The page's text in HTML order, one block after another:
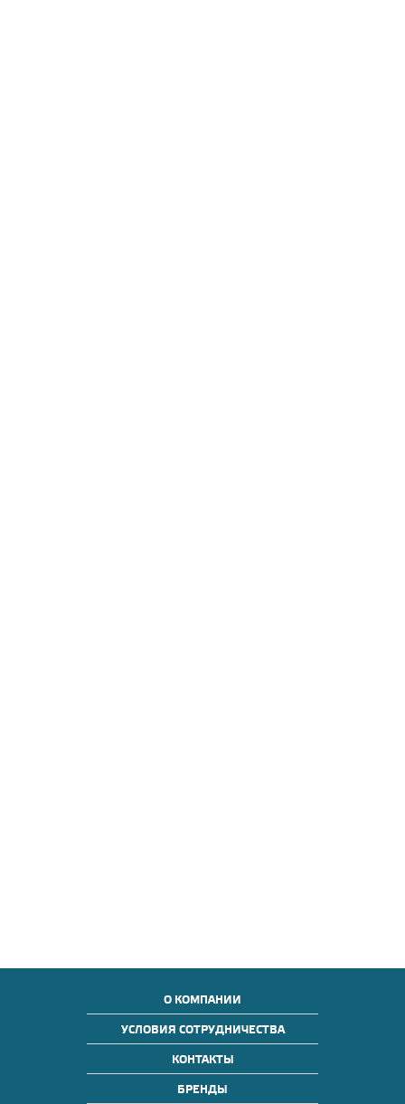
О КОМПАНИИ
УСЛОВИЯ СОТРУДНИЧЕСТВА
КОНТАКТЫ
БРЕНДЫ